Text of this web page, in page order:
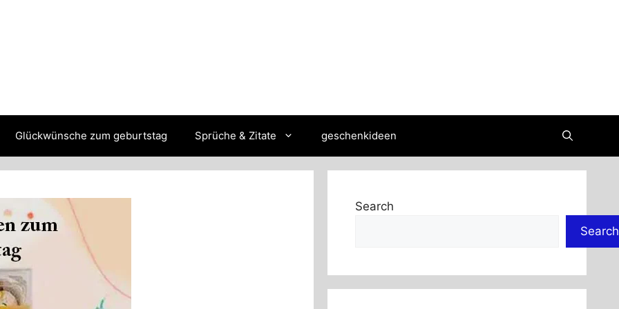
Glückwünsche zum geburtstag Sprüche & Zitate geschenkideen
Search
Search